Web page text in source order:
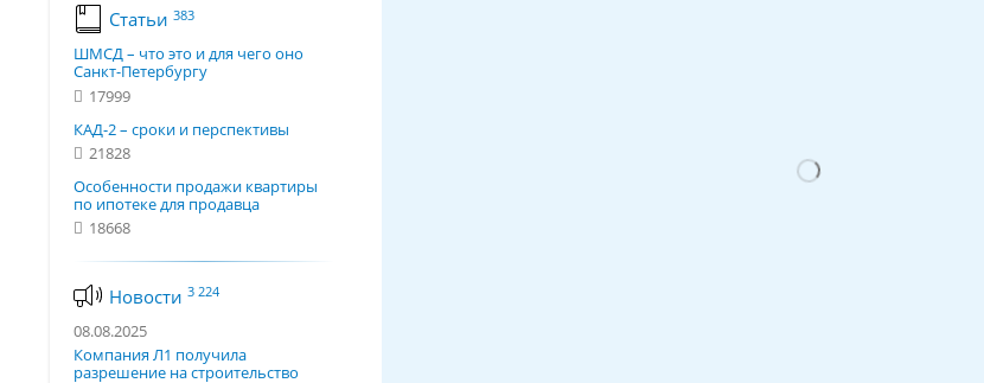
Статьи 383
ШМСД – что это и для чего оно
Санкт-Петербургу
17999
КАД-2 – сроки и перспективы
21828
Особенности продажи квартиры
по ипотеке для продавца
18668
Новости 3 224
08.08.2025
Компания Л1 получила
разрешение на строительство